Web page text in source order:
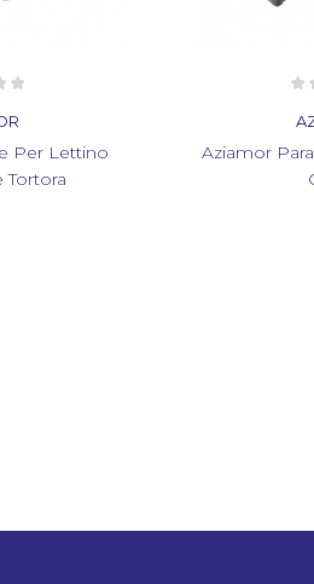
Paracolpi 3 Lati Colore